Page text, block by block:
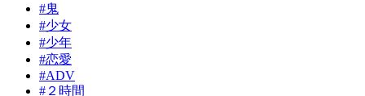
#鬼
#少女
#少年
#恋愛
#ADV
#２時間